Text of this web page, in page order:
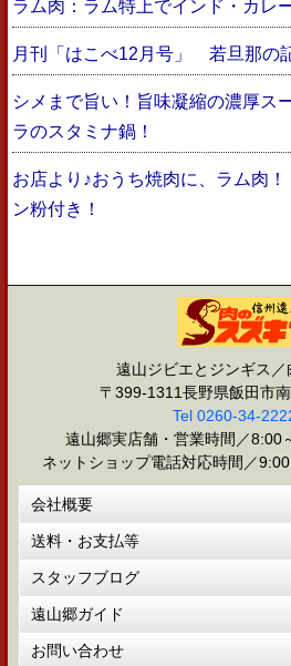
ラム肉：ラム特上でインド・カレ
月刊「はこべ12月号」 若旦那の
シメまで旨い！旨味凝縮の濃厚ス
ラのスタミナ鍋！
お店より♪おうち焼肉に、ラム肉
ン粉付き！
遠山ジビエとジンギス／
〒399-1311長野県飯田市
Tel 0260-34-
遠山郷実店舗・営業時間／8:00
ネットショップ電話対応時間／
会社概要
送料・お支払等
スタッフブログ
遠山郷ガイド
お問い合わせ